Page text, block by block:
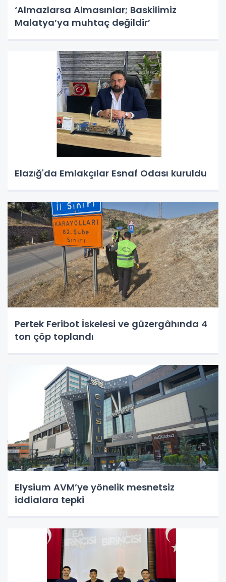
‘Almazlarsa Almasınlar; Baskilimiz
Malatya’ya muhtaç değildir’
Elazığ'da Emlakçılar Esnaf Odası kuruldu
Pertek Feribot İskelesi ve güzergâhında 4
ton çöp toplandı
Elysium AVM’ye yönelik mesnetsiz
iddialara tepki